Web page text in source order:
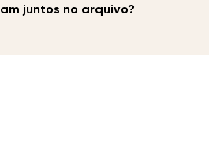
juntos no arquivo?